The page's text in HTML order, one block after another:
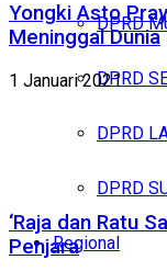
DPRD
DPRD
DPRD
DPRD
Regional
Yongki Asto
Meninggal Dunia
1 Januari 2021
‘Raja dan Ratu
Penjara